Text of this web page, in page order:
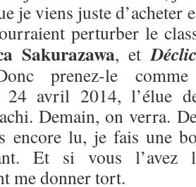
je viens juste d’acheter
perturber le
Sakurazawa, et
prenez-le
24 avril 2014, l’élue
Demain, on verra.
encore lu, je fais une
Et si vous l’avez
me donner tort.